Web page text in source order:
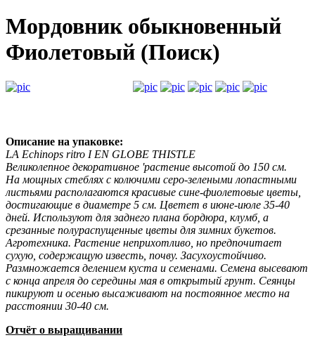
Мордовник обыкновенный
Фиолетовый (Поиск)
Описание на упаковке:
LA Echinops ritro I EN GLOBE THISTLE
Великолепное декоративное 'растение высотой до 150 см.
На мощных стеблях с колючими серо-зелеными лопастными
листьями располагаются красивые сине-фиолетовые цветы,
достигающие в диаметре 5 см. Цветет в июне-июле 35-40
дней. Используют для заднего плана бордюра, клумб, а
срезанные полураспущенные цветы для зимних букетов.
Агротехника. Растение неприхотливо, но предпочитает
сухую, содержащую известь, почву. Засухоустойчиво.
Размножается делением куста и семенами. Семена высевают
с конца апреля до середины мая в открытый грунт. Сеянцы
пикируют и осенью высаживают на постоянное место на
расстоянии 30-40 см.
Отчёт о выращивании